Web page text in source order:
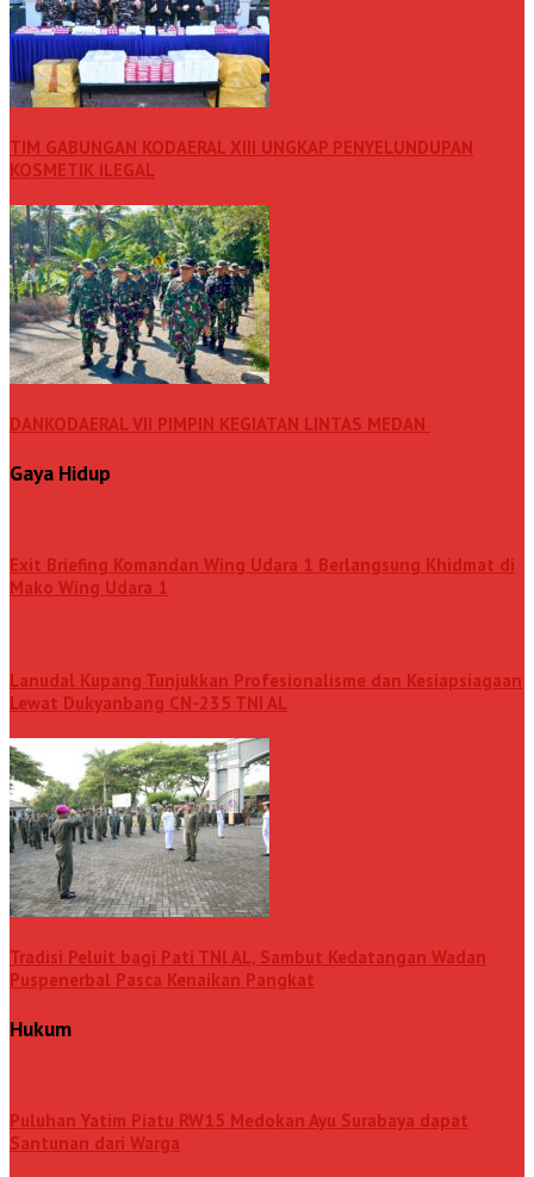
TIM GABUNGAN KODAERAL XIII UNGKAP PENYELUNDUPAN
KOSMETIK ILEGAL
DANKODAERAL VII PIMPIN KEGIATAN LINTAS MEDAN
Gaya Hidup
Exit Briefing Komandan Wing Udara 1 Berlangsung Khidmat di
Mako Wing Udara 1
Lanudal Kupang Tunjukkan Profesionalisme dan Kesiapsiagaan
Lewat Dukyanbang CN-235 TNI AL
Tradisi Peluit bagi Pati TNl AL, Sambut Kedatangan Wadan
Puspenerbal Pasca Kenaikan Pangkat
Hukum
Puluhan Yatim Piatu RW15 Medokan Ayu Surabaya dapat
Santunan dari Warga